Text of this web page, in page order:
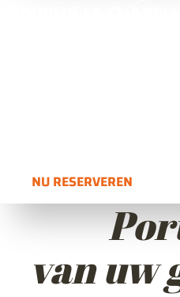
NU RESERVEREN
OUVRE DANS UNE
van uw